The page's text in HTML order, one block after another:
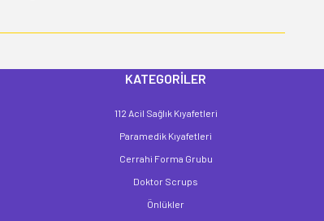
KATEGORİLER
112 Acil Sağlık Kıyafetleri
Paramedik Kıyafetleri
Cerrahi Forma Grubu
Doktor Scrups
Önlükler